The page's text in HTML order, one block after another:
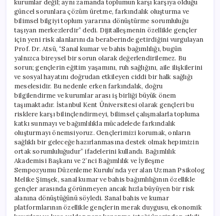
kurumlar değil; aynı zamanda toplumun karşı karşıya olduğu
güncel sorunlara çözüm üretme, farkındalık oluşturma ve
bilimsel bilgiyi toplum yararına dönüştürme sorumluluğu
taşıyan merkezlerdir” dedi. Dijitalleşmenin özellikle gençler
için yeni risk alanlarını da beraberinde getirdiğini vurgulayan
Prof. Dr. Atsü, “Sanal kumar ve bahis bağımlılığı, bugün
yalnızca bireysel bir sorun olarak değerlendirilemez. Bu
sorun; gençlerin eğitim yaşamını, ruh sağlığını, aile ilişkilerini
ve sosyal hayatını doğrudan etkileyen ciddi bir halk sağlığı
meselesidir. Bu nedenle erken farkındalık, doğru
bilgilendirme ve kurumlar arası iş birliği büyük önem
taşımaktadır. İstanbul Kent Üniversitesi olarak gençleri bu
risklere karşı bilinçlendirmeyi, bilimsel çalışmalarla topluma
katkı sunmayı ve bağımlılıkla mücadelede farkındalık
oluşturmayı önemsiyoruz. Gençlerimizi korumak, onların
sağlıklı bir geleceğe hazırlanmasına destek olmak hepimizin
ortak sorumluluğudur” ifadelerini kullandı. Bağımlılık
Akademisi Başkanı ve 2’nci Bağımlılık ve İyileşme
Sempozyumu Düzenleme Kurulu’nda yer alan Uzman Psikolog
Melike Şimşek, sanal kumar ve bahis bağımlılığının özellikle
gençler arasında görünmeyen ancak hızla büyüyen bir risk
alanına dönüştüğünü söyledi. Sanal bahis ve kumar
platformlarının özellikle gençlerin merak duygusu, ekonomik